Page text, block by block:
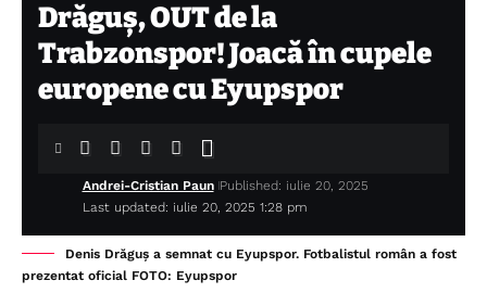
Drăguș, OUT de la
Trabzonspor! Joacă în cupele
europene cu Eyupspor
Last updated: iulie 20, 2025 1:28 pm
Andrei-Cristian Paun Published: iulie 20, 2025
Denis Drăguș a semnat cu Eyupspor. Fotbalistul român a fost
prezentat oficial FOTO: Eyupspor